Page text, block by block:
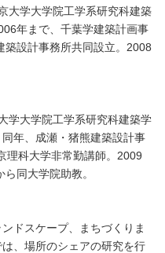
大学大学院工学系研究科建築
年まで、千葉学建築計画事
設計事務所共同設立。2008
学大学院工学系研究科建築学
年、成瀬・猪熊建築設計事
理科大学非常勤講師。2009
同大学院助教。
ドスケープ、まちづくりま
、場所のシェアの研究を行